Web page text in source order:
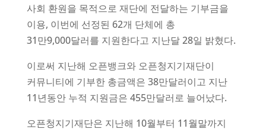
사회 환원을 목적으로 재단에 전달하는 기부금을
이용, 이번에 선정된 62개 단체에 총
31만9,000달러를 지원한다고 지난달 28일 밝혔다.
이로써 지난해 오픈뱅크와 오픈청지기재단이
커뮤니티에 기부한 총금액은 38만달러이고 지난
11년동안 누적 지원금은 455만달러로 늘어났다.
오픈청지기재단은 지난해 10월부터 11월말까지